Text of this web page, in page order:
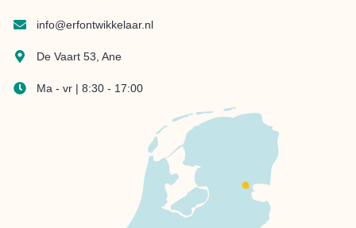
info@erfontwikkelaar.nl
De Vaart 53, Ane
Ma - vr | 8:30 - 17:00